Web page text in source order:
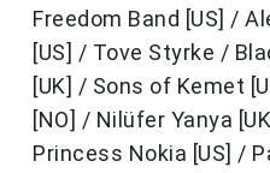
Freedom Band [US] /
[US] / Tove Styrke /
[UK] / Sons of Kemet
[NO] / Nilüfer Yanya
Princess Nokia [US] /